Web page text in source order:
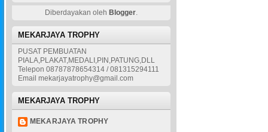
Diberdayakan oleh Blogger.
MEKARJAYA TROPHY
PUSAT PEMBUATAN
PIALA,PLAKAT,MEDALI,PIN,PATUNG,DLL
Telepon 08787878654314 / 081315294111
Email mekarjayatrophy@gmail.com
MEKARJAYA TROPHY
MEKARJAYA TROPHY